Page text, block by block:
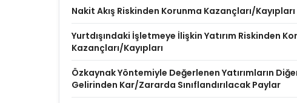
Nakit Akış Riskinden Korunma Kazançları/Kayıpları
Yurtdışındaki İşletmeye İlişkin Yatırım Riskinden
Kazançları/Kayıpları
Özkaynak Yöntemiyle Değerlenen Yatırımların
Gelirinden Kar/Zararda Sınıflandırılacak Paylar